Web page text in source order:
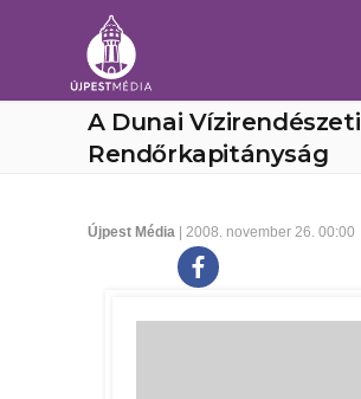
A Dunai Vízirendészeti
Rendőrkapitányság
Újpest Média | 2008. november 26. 00:00